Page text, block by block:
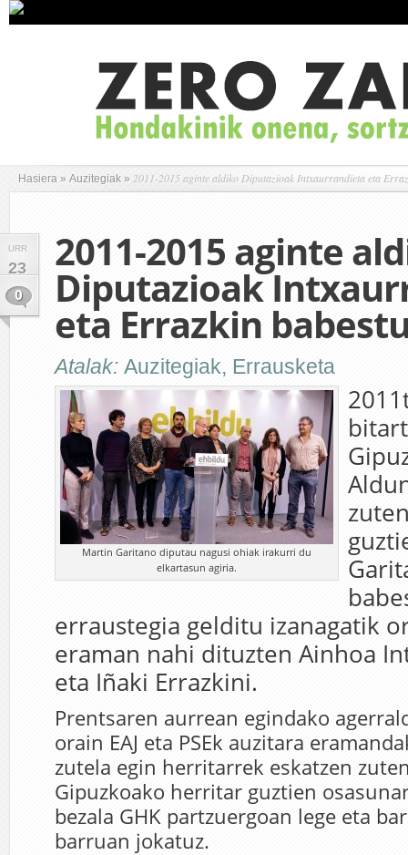
Hasiera » Auzitegiak » 2011-2015 aginte aldiko Diputazioak Intxaurrandieta eta
URR
23
0
2011-2015 aginte
Diputazioak
eta Errazkin
Atalak: Auzitegiak, Errausketa
Martin Garitano diputau nagusi ohiak irakurri du
elkartasun agiria.
erraustegia gelditu izanagatik
eraman nahi dituzten Ainhoa
eta Iñaki Errazkini.
Prentsaren aurrean egindako
orain EAJ eta PSEk auzitara
zutela egin herritarrek eskatzen
Gipuzkoako herritar guztien
bezala GHK partzuergoan lege eta
barruan jokatuz.